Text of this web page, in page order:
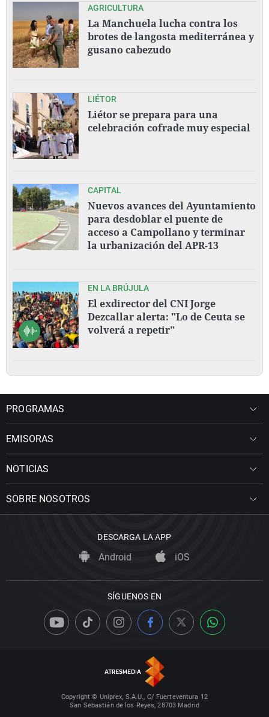
AGRICULTURA
La Manchuela lucha contra los
brotes de langosta mediterránea y
gusano cabezudo
LIÉTOR
Liétor se prepara para una
celebración cofrade muy especial
CAPITAL
Nuevos avances del Ayuntamiento
para desdoblar el puente de
acceso a Campollano y terminar
la urbanización del APR-13
EN LA BRÚJULA
El exdirector del CNI Jorge
Dezcallar alerta: "Lo de Ceuta se
volverá a repetir"
PROGRAMAS
EMISORAS
NOTICIAS
SOBRE NOSOTROS
DESCARGA LA APP
Android iOS
SÍGUENOS EN
Copyright © Uniprex, S.A.U., C/ Fuerteventura 12
San Sebastián de los Reyes, 28703 Madrid